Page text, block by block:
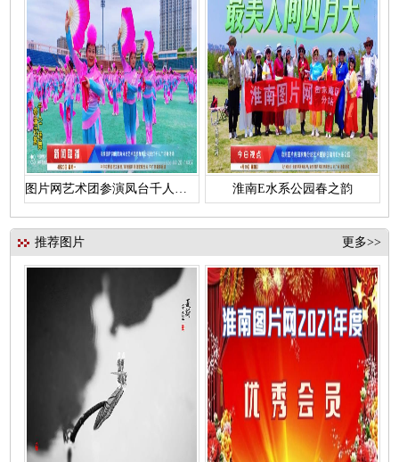
图片网艺术团参演凤台千人花鼓灯 淮南E水系公园春之韵
推荐图片 更多>>